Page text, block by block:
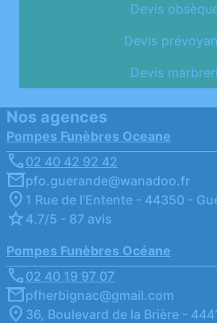
Devis
Devis
Devis
Nos agences
Pompes Funèbres Oceane
02 40 42 92 42
pfo.guerande@wanadoo.fr
1 Rue de l'Entente - 44350 -
4.7/5 - 87 avis
Pompes Funèbres Océane
02 40 19 97 07
pfherbignac@gmail.com
36, Boulevard de la Brière -